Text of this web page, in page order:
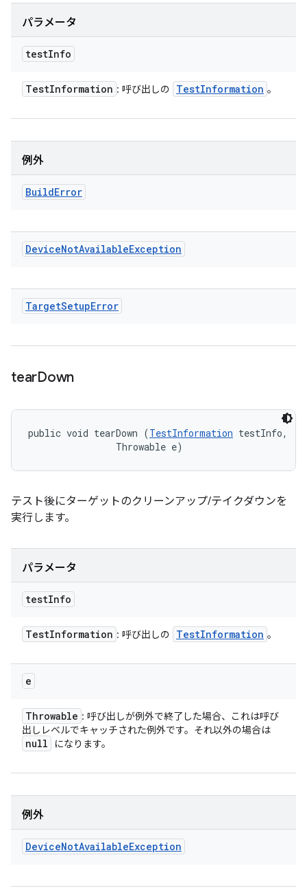
パラメータ
testInfo
TestInformation : 呼び出しの TestInformation 。
例外
BuildError
DeviceNotAvailableException
TargetSetupError
tearDown
public void tearDown (TestInformation testInfo,
                Throwable e)
テスト後にターゲットのクリーンアップ/テイクダウンを
実行します。
パラメータ
testInfo
TestInformation : 呼び出しの TestInformation 。
e
Throwable : 呼び出しが例外で終了した場合、これは呼び
出しレベルでキャッチされた例外です。それ以外の場合は
null になります。
例外
DeviceNotAvailableException